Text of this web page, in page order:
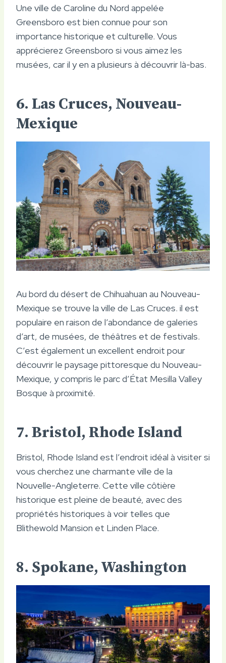
Une ville de Caroline du Nord appelée
Greensboro est bien connue pour son
importance historique et culturelle. Vous
apprécierez Greensboro si vous aimez les
musées, car il y en a plusieurs à découvrir là-bas.
6. Las Cruces, Nouveau-
Mexique
Au bord du désert de Chihuahuan au Nouveau-
Mexique se trouve la ville de Las Cruces. il est
populaire en raison de l’abondance de galeries
d’art, de musées, de théâtres et de festivals.
C’est également un excellent endroit pour
découvrir le paysage pittoresque du Nouveau-
Mexique, y compris le parc d’État Mesilla Valley
Bosque à proximité.
7. Bristol, Rhode Island
Bristol, Rhode Island est l’endroit idéal à visiter si
vous cherchez une charmante ville de la
Nouvelle-Angleterre. Cette ville côtière
historique est pleine de beauté, avec des
propriétés historiques à voir telles que
Blithewold Mansion et Linden Place.
8. Spokane, Washington